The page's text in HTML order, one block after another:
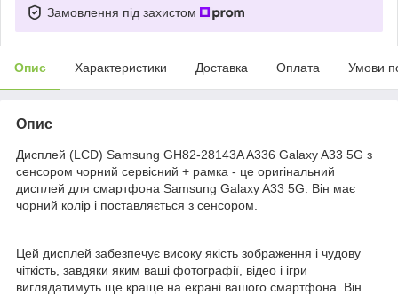
Замовлення під захистом
Опис Характеристики Доставка Оплата Умови
Опис
Дисплей (LCD) Samsung GH82-28143A A336 Galaxy A33 5G з
сенсором чорний сервісний + рамка - це оригінальний
дисплей для смартфона Samsung Galaxy A33 5G. Він має
чорний колір і поставляється з сенсором.
Цей дисплей забезпечує високу якість зображення і чудову
чіткість, завдяки яким ваші фотографії, відео і ігри
виглядатимуть ще краще на екрані вашого смартфона. Він